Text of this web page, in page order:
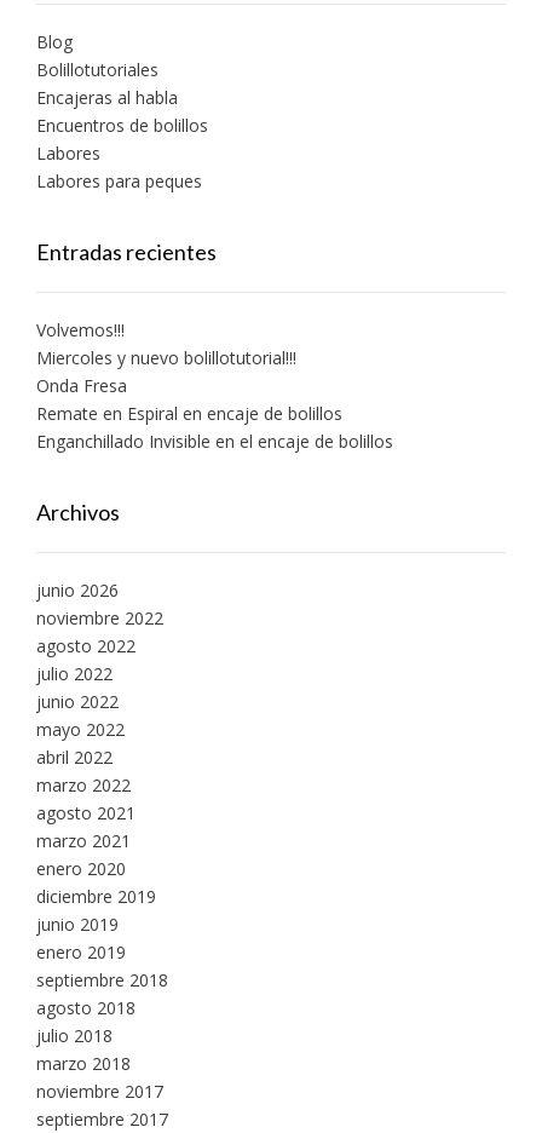
Blog
Bolillotutoriales
Encajeras al habla
Encuentros de bolillos
Labores
Labores para peques
Entradas recientes
Volvemos!!!
Miercoles y nuevo bolillotutorial!!!
Onda Fresa
Remate en Espiral en encaje de bolillos
Enganchillado Invisible en el encaje de bolillos
Archivos
junio 2026
noviembre 2022
agosto 2022
julio 2022
junio 2022
mayo 2022
abril 2022
marzo 2022
agosto 2021
marzo 2021
enero 2020
diciembre 2019
junio 2019
enero 2019
septiembre 2018
agosto 2018
julio 2018
marzo 2018
noviembre 2017
septiembre 2017